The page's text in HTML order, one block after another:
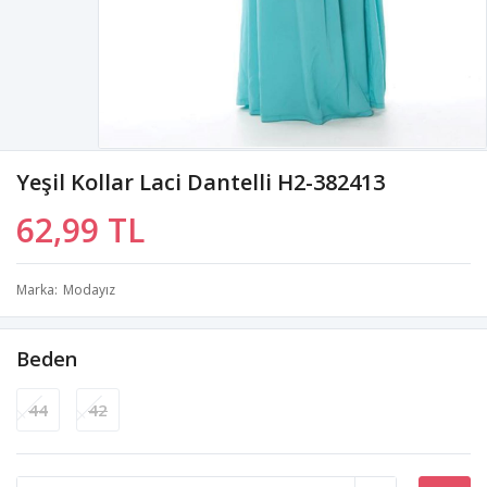
Yeşil Kollar Laci Dantelli H2-382413
62,99 TL
Marka Modayız
Beden
44 42